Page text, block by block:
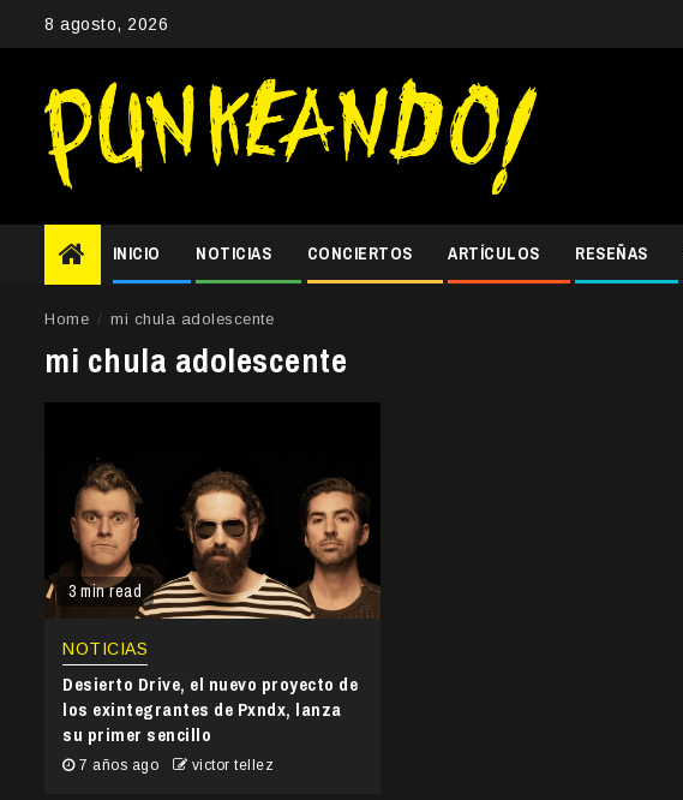
8 agosto, 2026
INICIO NOTICIAS CONCIERTOS ARTÍCULOS RESEÑAS
Home mi chula adolescente
mi chula adolescente
3 min read
NOTICIAS
Desierto Drive, el nuevo proyecto de
los exintegrantes de Pxndx, lanza
su primer sencillo
7 años ago victor tellez